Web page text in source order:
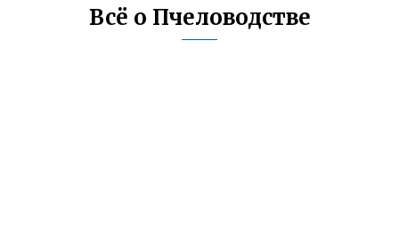
Всё о Пчеловодстве